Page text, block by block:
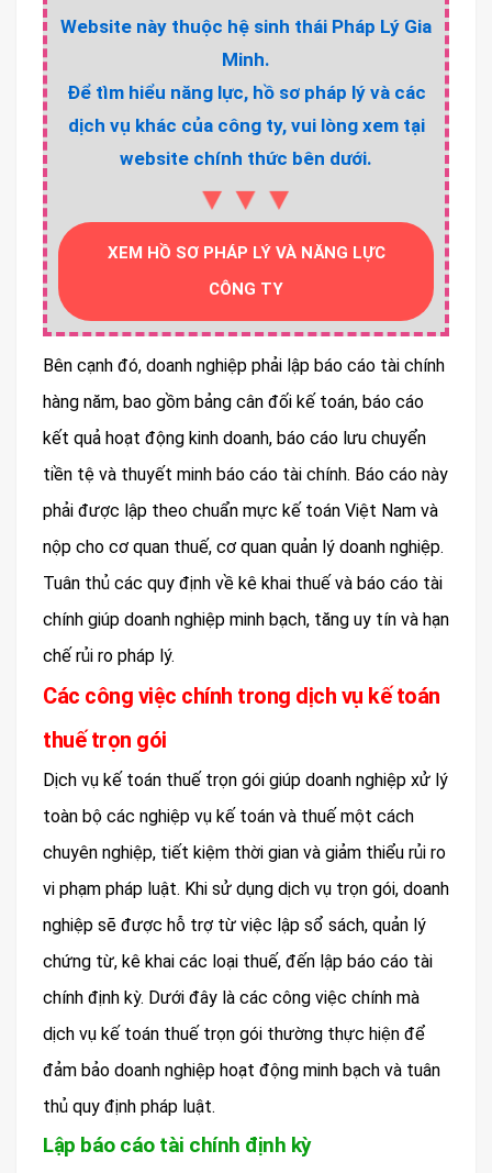
Website này thuộc hệ sinh thái Pháp Lý Gia
Minh.
Để tìm hiểu năng lực, hồ sơ pháp lý và các
dịch vụ khác của công ty, vui lòng xem tại
website chính thức bên dưới.
▼▼▼
XEM HỒ SƠ PHÁP LÝ VÀ NĂNG LỰC
CÔNG TY
Bên cạnh đó, doanh nghiệp phải lập báo cáo tài chính
hàng năm, bao gồm bảng cân đối kế toán, báo cáo
kết quả hoạt động kinh doanh, báo cáo lưu chuyển
tiền tệ và thuyết minh báo cáo tài chính. Báo cáo này
phải được lập theo chuẩn mực kế toán Việt Nam và
nộp cho cơ quan thuế, cơ quan quản lý doanh nghiệp.
Tuân thủ các quy định về kê khai thuế và báo cáo tài
chính giúp doanh nghiệp minh bạch, tăng uy tín và hạn
chế rủi ro pháp lý.
Các công việc chính trong dịch vụ kế toán
thuế trọn gói
Dịch vụ kế toán thuế trọn gói giúp doanh nghiệp xử lý
toàn bộ các nghiệp vụ kế toán và thuế một cách
chuyên nghiệp, tiết kiệm thời gian và giảm thiểu rủi ro
vi phạm pháp luật. Khi sử dụng dịch vụ trọn gói, doanh
nghiệp sẽ được hỗ trợ từ việc lập sổ sách, quản lý
chứng từ, kê khai các loại thuế, đến lập báo cáo tài
chính định kỳ. Dưới đây là các công việc chính mà
dịch vụ kế toán thuế trọn gói thường thực hiện để
đảm bảo doanh nghiệp hoạt động minh bạch và tuân
thủ quy định pháp luật.
Lập báo cáo tài chính định kỳ